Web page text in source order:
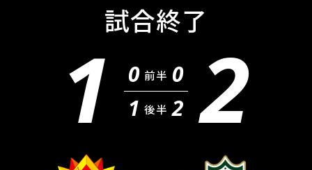
試合終了
1 0 前半 0
1 後半 2 2